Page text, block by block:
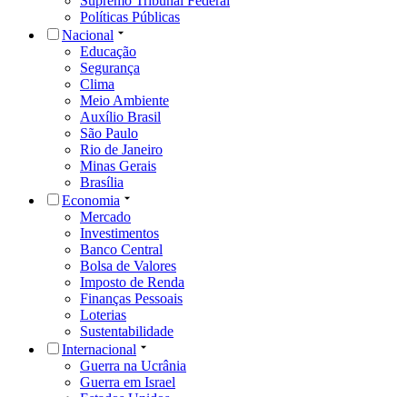
Políticas Públicas
Nacional
Educação
Segurança
Clima
Meio Ambiente
Auxílio Brasil
São Paulo
Rio de Janeiro
Minas Gerais
Brasília
Economia
Mercado
Investimentos
Banco Central
Bolsa de Valores
Imposto de Renda
Finanças Pessoais
Loterias
Sustentabilidade
Internacional
Guerra na Ucrânia
Guerra em Israel